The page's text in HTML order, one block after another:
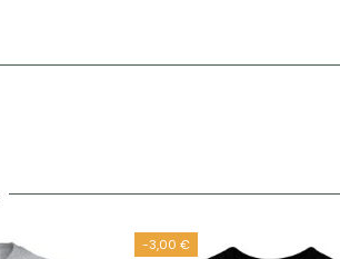
-3,00 €